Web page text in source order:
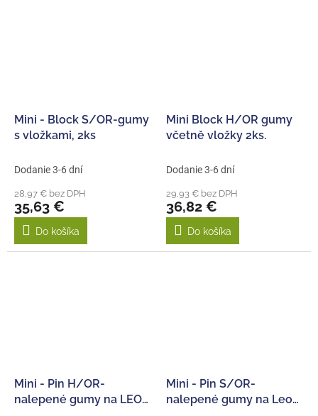
Mini - Block S/OR-gumy
s vložkami, 2ks
Dodanie 3-6 dní
28,97 € bez DPH
35,63 €
Do košíka
Mini Block H/OR gumy
včetně vložky 2ks.
Dodanie 3-6 dní
29,93 € bez DPH
36,82 €
Do košíka
Mini - Pin H/OR-
nalepené gumy na LEO
Mini - Pin S/OR-
nalepené gumy na Leo